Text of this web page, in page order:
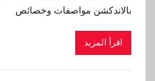
بالاندكشن مواصفات وخصائص
اقرأ المزيد